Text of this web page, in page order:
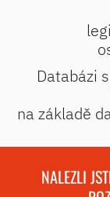
Databázi
na základě
NALEZLI